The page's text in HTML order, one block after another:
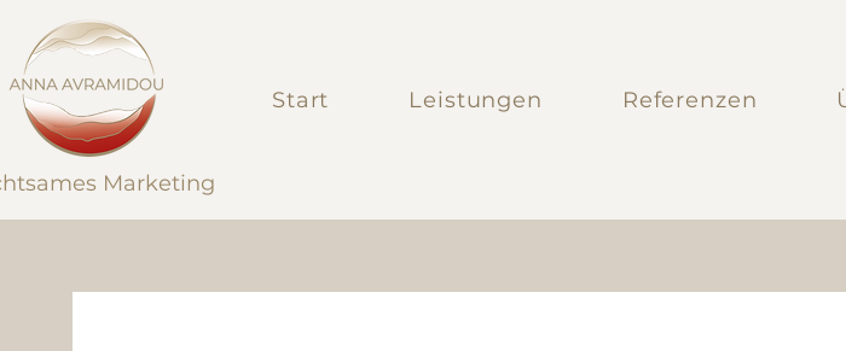
Marketing
Start Leistungen Referenzen